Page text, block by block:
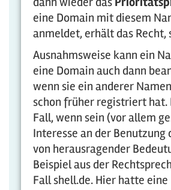
eine Domain mit diesem
anmeldet, erhält das Recht,
Ausnahmsweise kann ein
eine Domain auch dann
wenn sie ein anderer
schon früher registriert hat.
Fall, wenn sein (vor allem
Interesse an der Benutzung
von herausragender
Beispiel aus der
Fall shell.de. Hier hatte